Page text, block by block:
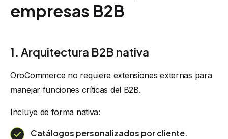
empresas B2B
1. Arquitectura B2B nativa
OroCommerce no requiere extensiones externas para
manejar funciones críticas del B2B.
Incluye de forma nativa:
Catálogos personalizados por cliente.